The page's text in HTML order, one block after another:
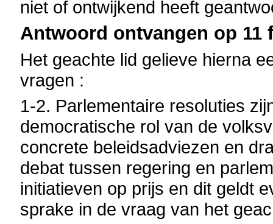
niet of ontwijkend heeft
Antwoord ontvangen op 11
Het geachte lid gelieve hierna
vragen :
1-2. Parlementaire resoluties
democratische rol van de
concrete beleidsadviezen en
debat tussen regering en
initiatieven op prijs en dit geldt
sprake in de vraag van het